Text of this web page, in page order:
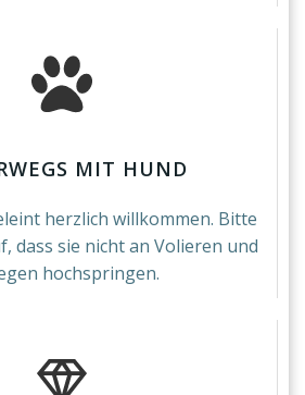
MIT HUND
herzlich willkommen. Bitte
dass sie nicht an Volieren und
hochspringen.